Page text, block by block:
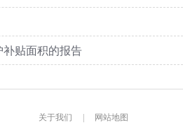
补贴面积的报告
关于我们
网站地图